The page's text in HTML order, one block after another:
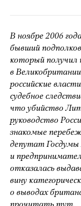
В ноябре 2006
бывший
который получил
в
российские
судебное
что убийство
руководство
знакомые
депутат Госдумы
и
отказалась
вину
о выводах